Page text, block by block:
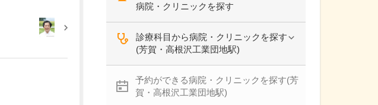
病院・クリニックを探す
診療科目から病院・クリニックを探す
(芳賀・高根沢工業団地駅)
予約ができる病院・クリニックを探す(芳
賀・高根沢工業団地駅)